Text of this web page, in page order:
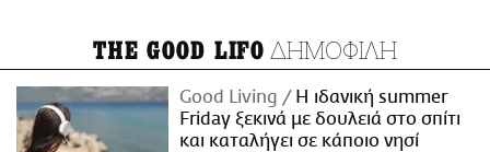
THE GOOD LIFO ΔΗΜΟΦΙΛΗ
Good Living
Η ιδανική summer
Friday ξεκινά με δουλειά στο σπίτι
και καταλήγει σε κάποιο νησί